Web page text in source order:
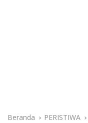
Beranda PERISTIWA